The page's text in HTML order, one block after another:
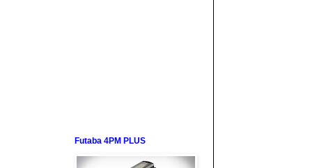
Futaba 4PM PLUS